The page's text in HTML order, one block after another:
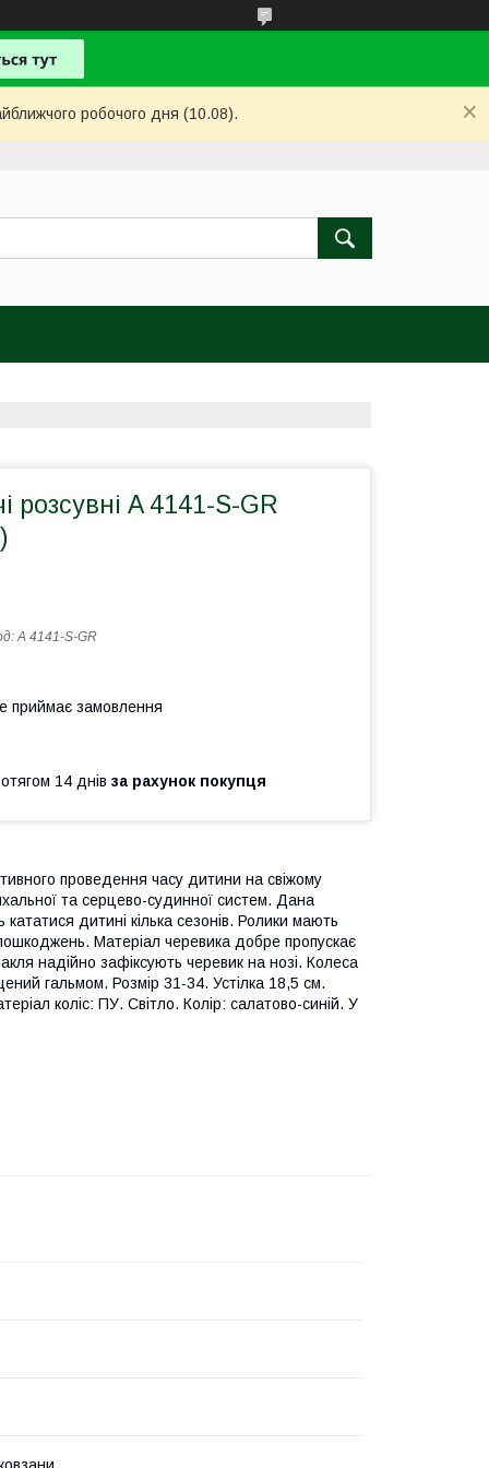
робочого дня (10.08).
розсувні A 4141-S-GR
A 4141-S-GR
приймає замовлення
14 днів за рахунок покупця
проведення часу дитини на свіжому
та серцево-судинної систем. Дана
дитині кілька сезонів. Ролики мають
Матеріал черевика добре пропускає
надійно зафіксують черевик на нозі. Колеса
гальмом. Розмір 31-34. Устілка 18,5 см.
коліс: ПУ. Світло. Колір: салатово-синій. У